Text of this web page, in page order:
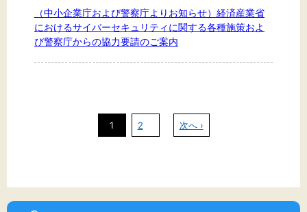
（中小企業庁および警察庁よりお知らせ）経済産業省
におけるサイバーセキュリティに関する各種施策およ
び警察庁からの協力要請のご案内
1 2 次へ ›